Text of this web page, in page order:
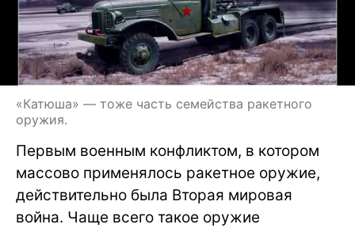
«Катюша» — тоже часть семейства ракетного
оружия.
Первым военным конфликтом, в котором
массово применялось ракетное оружие,
действительно была Вторая мировая
война. Чаще всего такое оружие